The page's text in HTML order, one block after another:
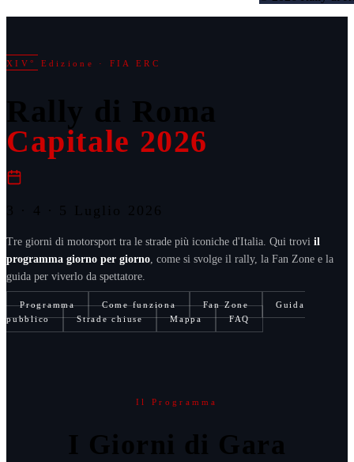
XIV° Edizione · FIA ERC
Rally di Roma
Capitale 2026
3 · 4 · 5 Luglio 2026
Tre giorni di motorsport tra le strade più iconiche d'Italia. Qui trovi il
programma giorno per giorno, come si svolge il rally, la Fan Zone e la
guida per viverlo da spettatore.
Programma Come funziona Fan Zone
Guida
pubblico
Strade chiuse Mappa FAQ
Il Programma
I Giorni di Gara